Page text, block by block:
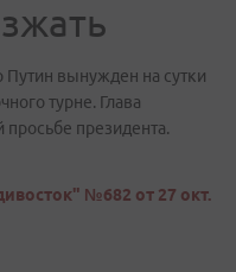
вынужден на сутки
турне. Глава
просьбе президента.
№682 от 27 окт.